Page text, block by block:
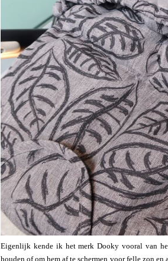
Eigenlijk kende ik het merk Dooky vooral van
houden of om hem af te schermen voor felle zon